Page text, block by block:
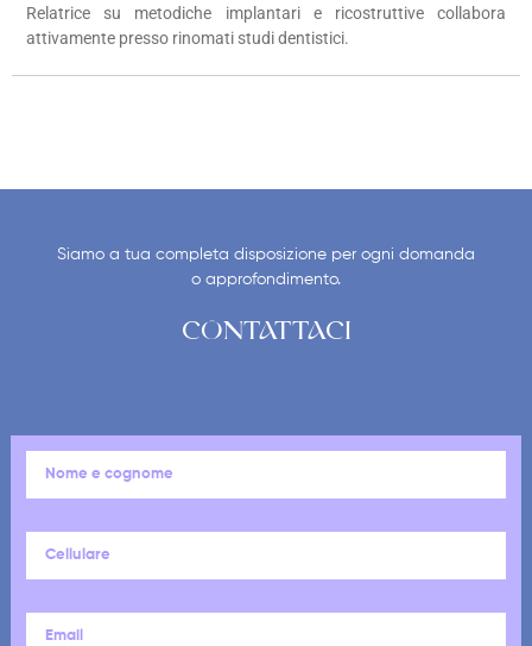
Relatrice su metodiche implantari e ricostruttive collabora
attivamente presso rinomati studi dentistici.
Siamo a tua completa disposizione per ogni domanda
o approfondimento.
CONTATTACI